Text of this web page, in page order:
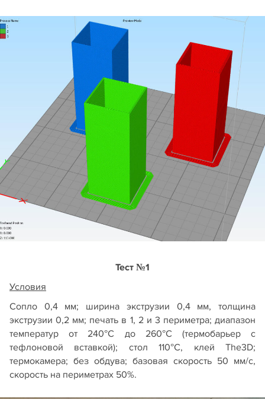
Тест №1
Условия
Сопло 0,4 мм; ширина экструзии 0,4 мм, толщина
экструзии 0,2 мм; печать в 1, 2 и 3 периметра; диапазон
температур от 240°С до 260°С (термобарьер с
тефлоновой вставкой); стол 110°С, клей The3D;
термокамера; без обдува; базовая скорость 50 мм/с,
скорость на периметрах 50%.